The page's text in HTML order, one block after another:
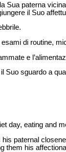
Sua paterna
il Suo
di routine,
e
Suo sguardo a
day, eating and
paternal
them his